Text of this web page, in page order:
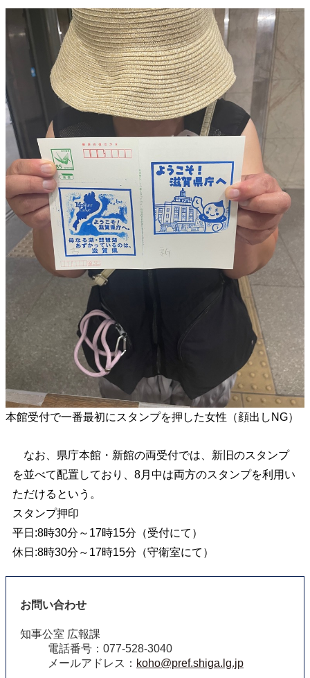
本館受付で一番最初にスタンプを押した女性（顔出しNG）
なお、県庁本館・新館の両受付では、新旧のスタンプ
を並べて配置しており、8月中は両方のスタンプを利用い
ただけるという。
スタンプ押印
平日:8時30分～17時15分（受付にて）
休日:8時30分～17時15分（守衛室にて）
お問い合わせ
知事公室 広報課
電話番号：077-528-3040
メールアドレス： koho@pref.shiga.lg.jp